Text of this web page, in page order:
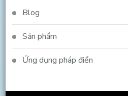
Blog
Sản phẩm
Ứng dụng pháp điển